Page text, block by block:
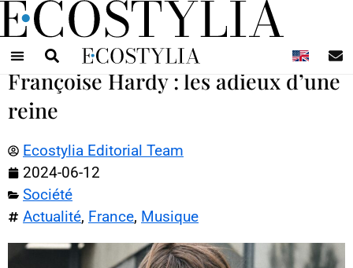
Françoise Hardy : les adieux d’une
reine
Ecostylia Editorial Team
2024-06-12
Société
Actualité, France, Musique